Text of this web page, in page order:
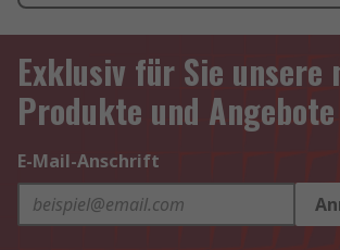
Exklusiv für Sie unsere
Produkte und Angebote
E-Mail-Anschrift